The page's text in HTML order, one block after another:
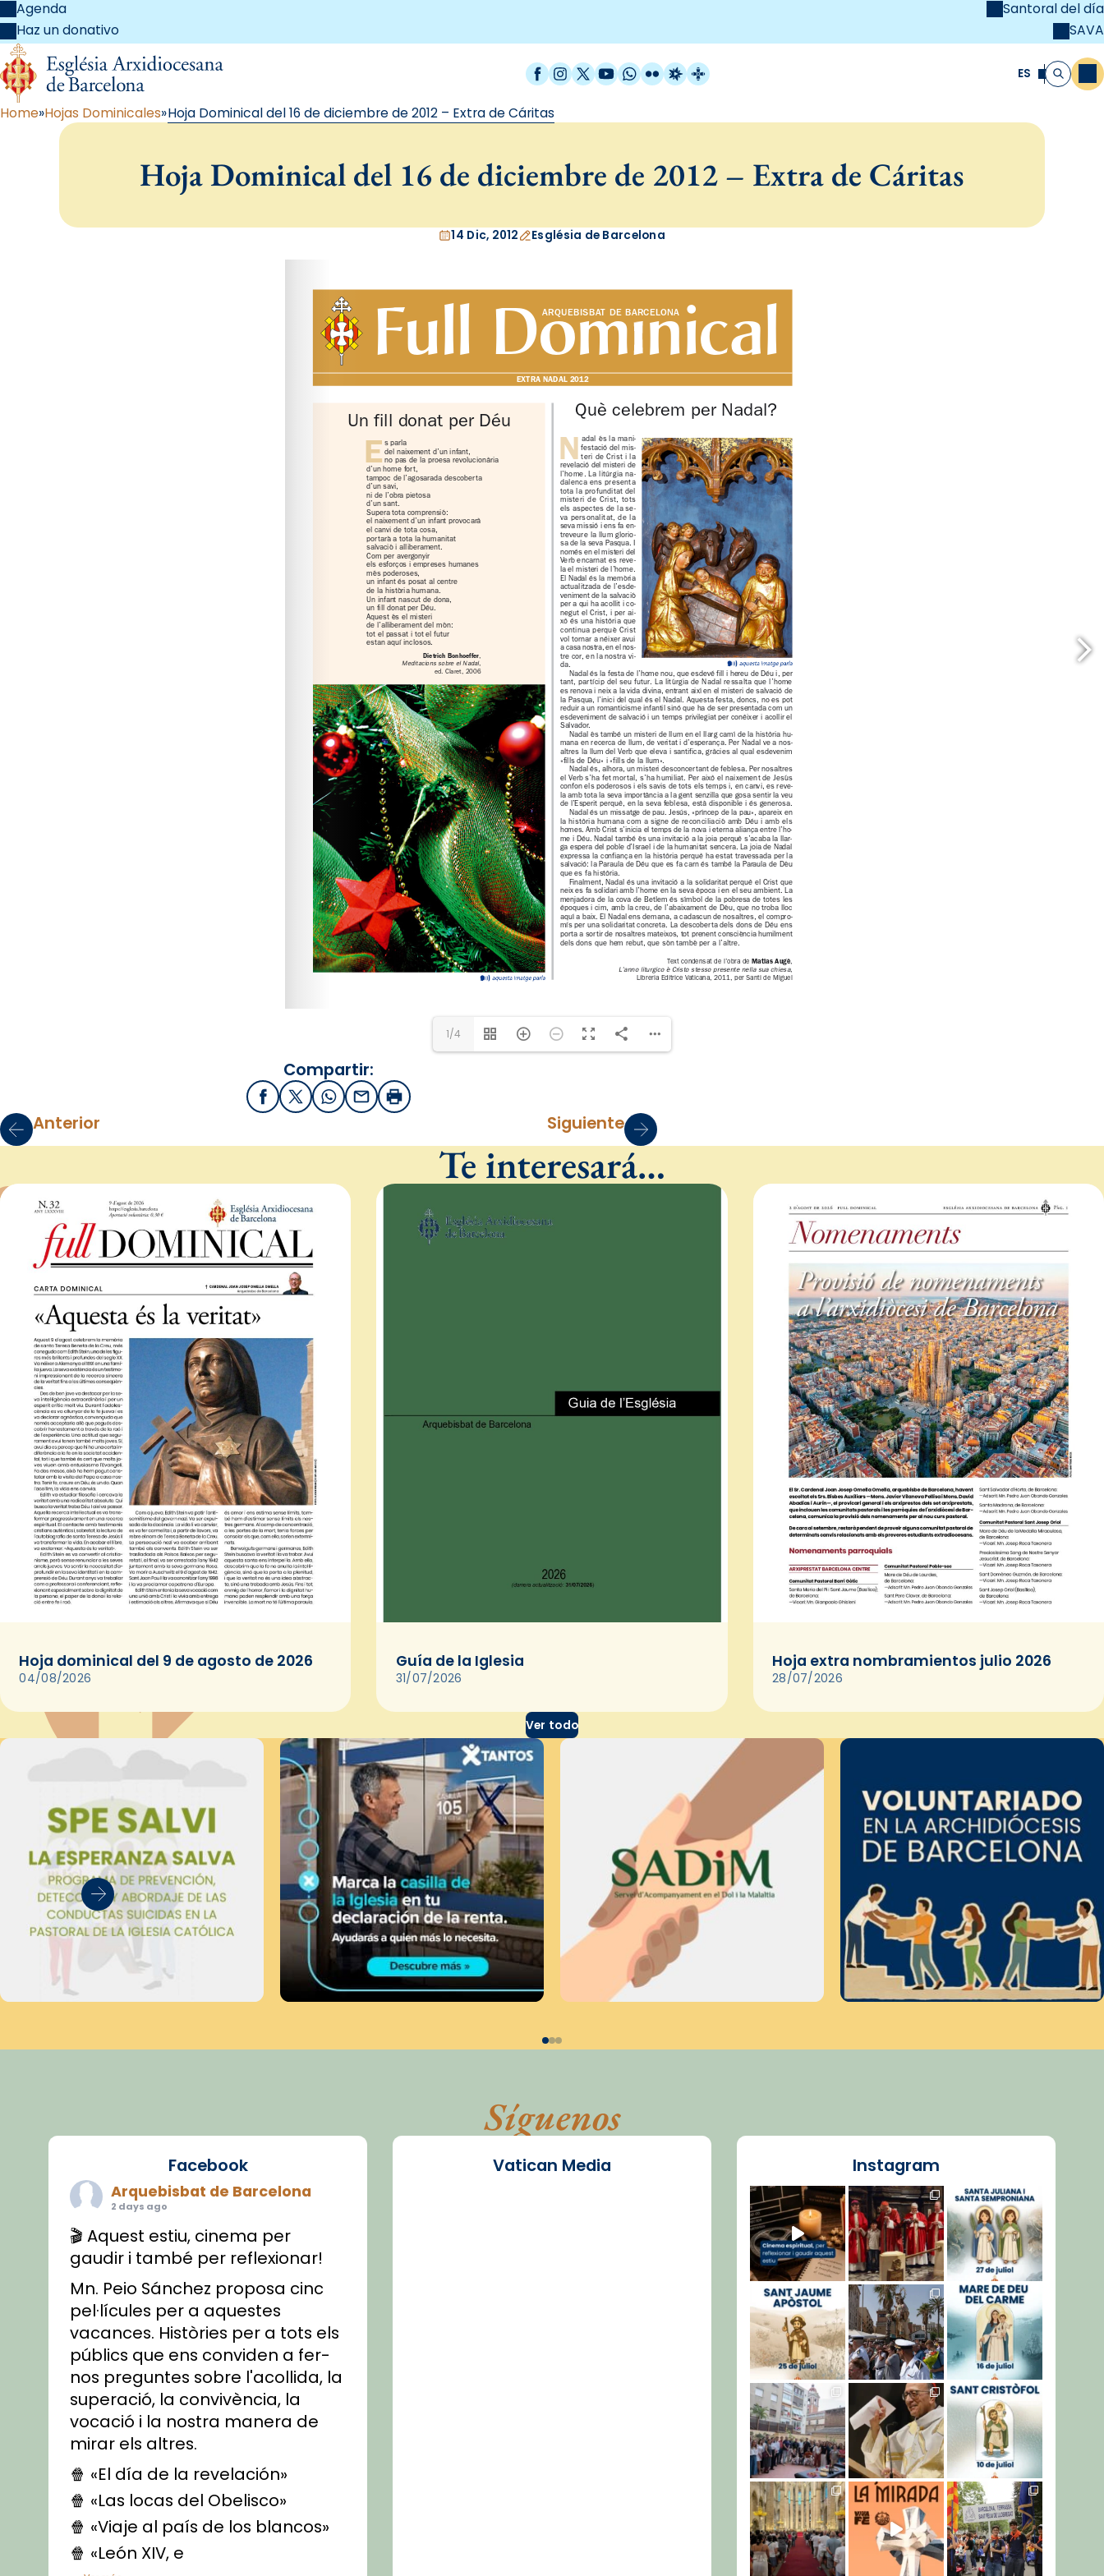
Agenda
Haz un donativo
Santoral del día
SAVA
Facebook
Instagram
X / Twitter
YouTube
WhatsApp
FlickrRadio Estel
Catalunya Cristiana ES Buscar
Home Hojas Dominicales Hoja Dominical del 16 de diciembre de 2012 – Extra de Cáritas
Hoja Dominical del 16 de diciembre de 2012 – Extra de Cáritas
14 Dic, 2012 Església de Barcelona
www.arqbcn.cat
1/4
Compartir:
FacebookX / Twitter
WhatsApp
EmailImprimir
Anterior Siguiente
Te interesará…
Hoja dominical del 9 de agosto de 2026
04/08/2026
Guía de la Iglesia
31/07/2026
Hoja extra nombramientos julio 2026
28/07/2026
Ver todo
Síguenos
Facebook
Arquebisbat de Barcelona
2 days ago
🎬 Aquest estiu, cinema per
gaudir i també per reflexionar!
Mn. Peio Sánchez proposa cinc
pel·lícules per a aquestes
vacances. Històries per a tots els
públics que ens conviden a fer-
nos preguntes sobre l'acollida, la
superació, la convivència, la
vocació i la nostra manera de
mirar els altres.
🍿 «El día de la revelación»
🍿 «Las locas del Obelisco»
🍿 «Viaje al país de los blancos»
🍿 «León XIV, e
Vatican Media Instagram